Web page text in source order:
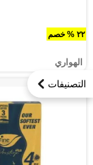
التصنيفات
٢٢ % خصم
الهواري